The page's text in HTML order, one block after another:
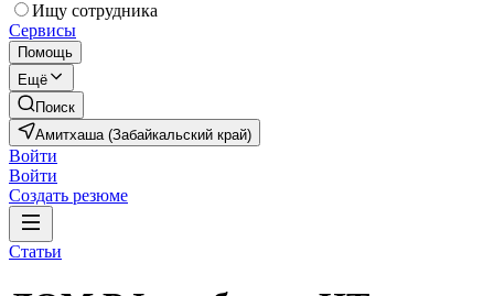
Ищу сотрудника
Сервисы
Помощь
Ещё
Поиск
Амитхаша (Забайкальский край)
Войти
Войти
Создать резюме
Статьи